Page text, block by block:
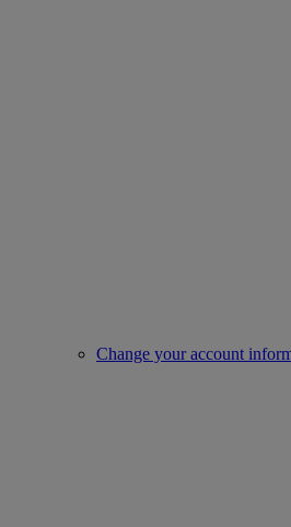
Change your account